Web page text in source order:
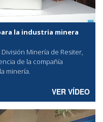
la industria minera
Minería de Resiter,
de la compañía
minería.
VER VÍDEO